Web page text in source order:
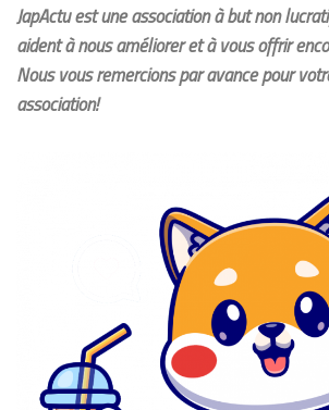
JapActu est une association à but non
aident à nous améliorer et à vous offrir
Nous vous remercions par avance pour
association!